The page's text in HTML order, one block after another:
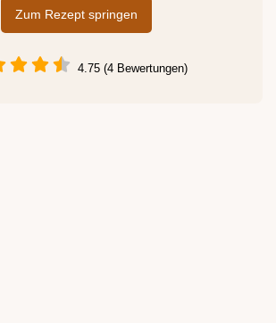
Zum Rezept springen
4.75 (4 Bewertungen)